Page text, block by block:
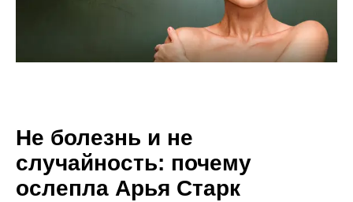
Не болезнь и не
случайность: почему
ослепла Арья Старк